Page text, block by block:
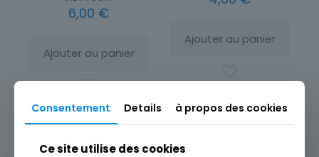
6,00 €
Ajouter au panier
Ajouter au panier
Consentement Details à propos des cookies
Ce site utilise des cookies